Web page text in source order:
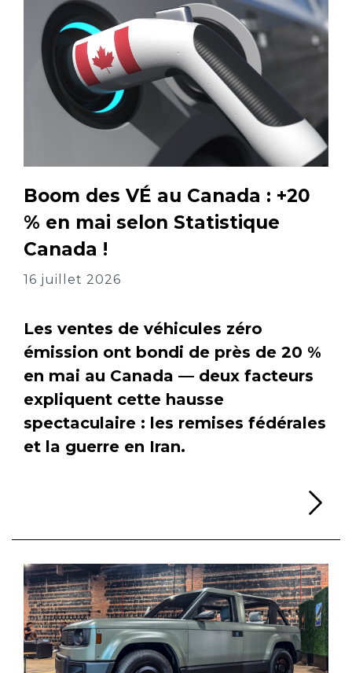
Boom des VÉ au Canada : +20
% en mai selon Statistique
Canada !
16 juillet 2026
Les ventes de véhicules zéro
émission ont bondi de près de 20 %
en mai au Canada — deux facteurs
expliquent cette hausse
spectaculaire : les remises fédérales
et la guerre en Iran.